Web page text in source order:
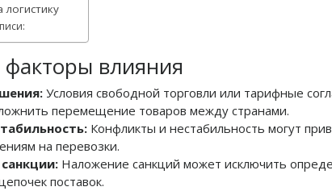
логистику
влияния
Условия свободной торговли или тарифные
перемещение товаров между странами.
Конфликты и нестабильность могут
на перевозки.
Наложение санкций может исключить
поставок.